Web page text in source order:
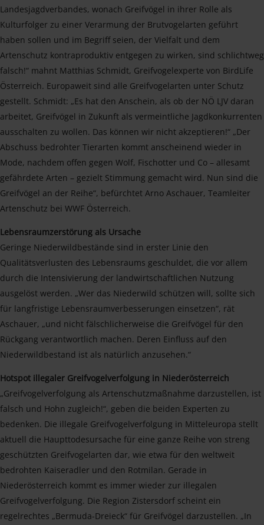
Landesjagdverbandes, wonach Greifvögel in ihrer Rolle als
Kulturfolger zu einer Verarmung der Brutvogelarten geführt
haben sollen und im Begriff seien, der Vielfalt und dem
Artenschutz kontraproduktiv entgegen zu wirken, sind schlichtweg
falsch!“ mahnt Matthias Schmidt, Greifvogelexperte von BirdLife
Österreich. Europaweit sind alle Greifvogelarten unter Schutz
gestellt. Schmidt: „Es hat den Anschein, als ob der NÖ LJV daran
arbeitet, Greifvögel in Zukunft als vermeintliche Jagdkonkurrenten
ausschalten zu wollen. Das können wir nicht akzeptieren!“ „Der
Abschuss bedrohter Tierarten kommt anscheinend wieder in
Mode, nachdem offen gegen Wolf, Fischotter und Co – allesamt
gefährdete Arten – gezielt Stimmung gemacht wird. Nun sind die
Greifvögel an der Reihe“, befürchtet Arno Aschauer, Teamleiter
Artenschutz bei WWF Österreich.
Lebensraumzerstörung als Ursache
Geringe Niederwildbestände sind in erster Linie den
Qualitätsverlusten des Lebensraums geschuldet, die vor allem
durch die Intensivierung der landwirtschaftlichen Nutzung
ausgelöst werden. „Wer das Niederwild schützen will, sollte sich
für langfristige Lebensraumverbesserungen einsetzen“, rät
Aschauer, „und nicht fälschlicherweise die Greifvögel für den
Rückgang verantwortlich machen. Deren Einfluss auf den
Niederwildbestand ist als natürlich anzusehen.“
Hotspot illegaler Greifvogelverfolgung in Niederösterreich
„Greifvogelverfolgung als Artenschutzmaßnahme darzustellen, ist
falsch und Hohn zugleich!“, geben die beiden Experten zu
bedenken. Die illegale Greifvogelverfolgung in Mitteleuropa stellt
aktuell die Haupttodesursache für eine ganze Reihe von streng
geschützten Greifvogelarten dar, wie etwa für den weltweit
bedrohten Kaiseradler und den Rotmilan. Gerade in
Niederösterreich kommt es immer wieder zur illegalen
Greifvogelverfolgung. Die Region Zistersdorf scheint ein
regelrechtes „Bermuda-Dreieck“ für Greifvögel darzustellen. „In